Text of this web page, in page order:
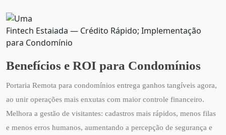
Fintech Estaiada — Crédito Rápido; Implementação
para Condomínio
Benefícios e ROI para Condomínios
Portaria Remota para condomínios entrega ganhos tangíveis agora,
ao unir operações mais enxutas com maior controle financeiro.
Melhora a gestão de visitantes: cadastros mais rápidos, menos filas
e menos erros humanos, aumentando a percepção de segurança e